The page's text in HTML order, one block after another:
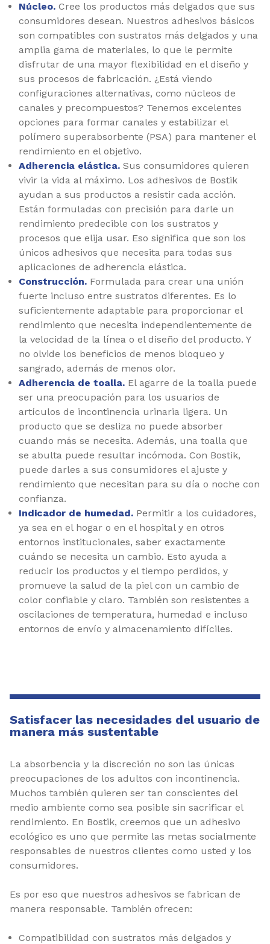
Núcleo. Cree los productos más delgados que sus
consumidores desean. Nuestros adhesivos básicos
son compatibles con sustratos más delgados y una
amplia gama de materiales, lo que le permite
disfrutar de una mayor flexibilidad en el diseño y
sus procesos de fabricación. ¿Está viendo
configuraciones alternativas, como núcleos de
canales y precompuestos? Tenemos excelentes
opciones para formar canales y estabilizar el
polímero superabsorbente (PSA) para mantener el
rendimiento en el objetivo.
Adherencia elástica. Sus consumidores quieren
vivir la vida al máximo. Los adhesivos de Bostik
ayudan a sus productos a resistir cada acción.
Están formuladas con precisión para darle un
rendimiento predecible con los sustratos y
procesos que elija usar. Eso significa que son los
únicos adhesivos que necesita para todas sus
aplicaciones de adherencia elástica.
Construcción. Formulada para crear una unión
fuerte incluso entre sustratos diferentes. Es lo
suficientemente adaptable para proporcionar el
rendimiento que necesita independientemente de
la velocidad de la línea o el diseño del producto. Y
no olvide los beneficios de menos bloqueo y
sangrado, además de menos olor.
Adherencia de toalla. El agarre de la toalla puede
ser una preocupación para los usuarios de
artículos de incontinencia urinaria ligera. Un
producto que se desliza no puede absorber
cuando más se necesita. Además, una toalla que
se abulta puede resultar incómoda. Con Bostik,
puede darles a sus consumidores el ajuste y
rendimiento que necesitan para su día o noche con
confianza.
Indicador de humedad. Permitir a los cuidadores,
ya sea en el hogar o en el hospital y en otros
entornos institucionales, saber exactamente
cuándo se necesita un cambio. Esto ayuda a
reducir los productos y el tiempo perdidos, y
promueve la salud de la piel con un cambio de
color confiable y claro. También son resistentes a
oscilaciones de temperatura, humedad e incluso
entornos de envío y almacenamiento difíciles.
Satisfacer las necesidades del usuario de
manera más sustentable
La absorbencia y la discreción no son las únicas
preocupaciones de los adultos con incontinencia.
Muchos también quieren ser tan conscientes del
medio ambiente como sea posible sin sacrificar el
rendimiento. En Bostik, creemos que un adhesivo
ecológico es uno que permite las metas socialmente
responsables de nuestros clientes como usted y los
consumidores.
Es por eso que nuestros adhesivos se fabrican de
manera responsable. También ofrecen:
Compatibilidad con sustratos más delgados y